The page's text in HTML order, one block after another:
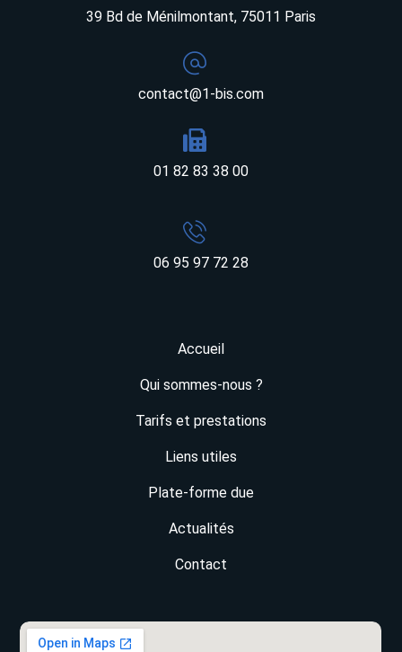
39 Bd de Ménilmontant, 75011 Paris
contact@1-bis.com
01 82 83 38 00
06 95 97 72 28
Accueil
Qui sommes-nous ?
Tarifs et prestations
Liens utiles
Plate-forme due
Actualités
Contact